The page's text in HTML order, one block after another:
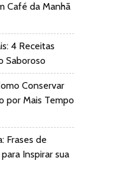
Café da Manhã
4 Receitas
Saboroso
Conservar
por Mais Tempo
Frases de
Inspirar sua